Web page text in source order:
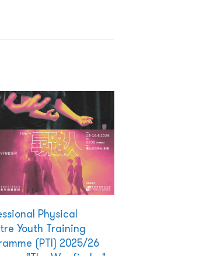
Physical
Youth Training
(PTI) 2025/26